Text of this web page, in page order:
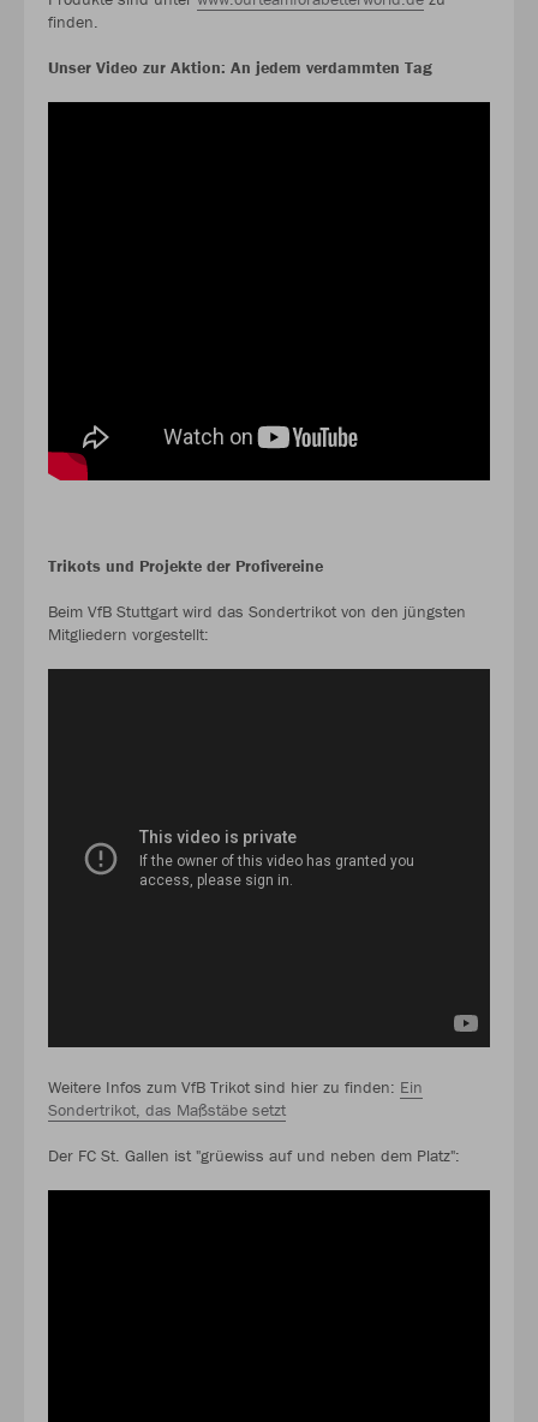
finden.
Unser Video zur Aktion: An jedem verdammten Tag
Trikots und Projekte der Profivereine
Beim VfB Stuttgart wird das Sondertrikot von den jüngsten
Mitgliedern vorgestellt:
Weitere Infos zum VfB Trikot sind hier zu finden: Ein
Sondertrikot, das Maßstäbe setzt
Der FC St. Gallen ist "grüewiss auf und neben dem Platz":